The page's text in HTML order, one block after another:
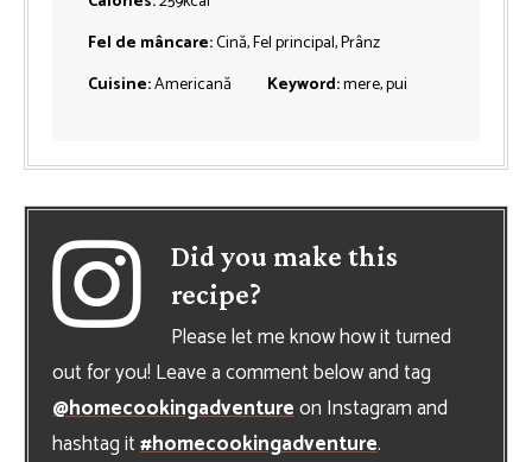
Fel de mâncare:Cină, Fel principal, Prânz
Cuisine:Americană Keyword:mere, pui
Did you make this
recipe?
Please let me know how it turned
out for you! Leave a comment below and tag
@homecookingadventureon Instagram and
hashtag it#homecookingadventure.